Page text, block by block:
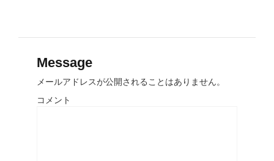
Message
メールアドレスが公開されることはありません。
コメント